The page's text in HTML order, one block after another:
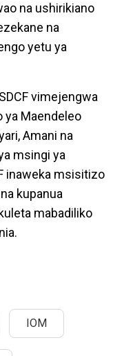
na ushirikiano
na
yetu ya
vimejengwa
ya Maendeleo
Amani na
msingi ya
inaweka msisitizo
kupanua
mabadiliko
IOM